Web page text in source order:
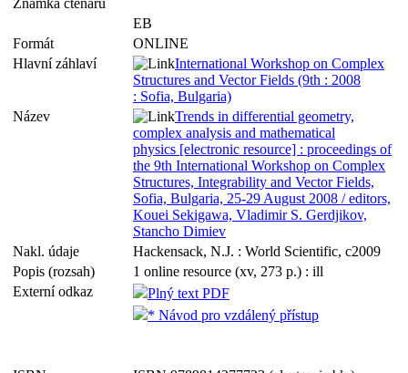
Známka čtenářů
EB
Formát
ONLINE
Hlavní záhlaví
International Workshop on Complex
Structures and Vector Fields (9th : 2008
: Sofia, Bulgaria)
Název
Trends in differential geometry,
complex analysis and mathematical
physics [electronic resource] : proceedings of
the 9th International Workshop on Complex
Structures, Integrability and Vector Fields,
Sofia, Bulgaria, 25-29 August 2008 / editors,
Kouei Sekigawa, Vladimir S. Gerdjikov,
Stancho Dimiev
Nakl. údaje
Hackensack, N.J. : World Scientific, c2009
Popis (rozsah)
1 online resource (xv, 273 p.) : ill
Externí odkaz
Plný text PDF
* Návod pro vzdálený přístup